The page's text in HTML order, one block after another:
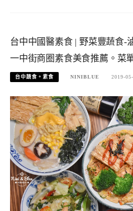
台中中國醫素食 | 野菜豐蔬食-
一中街商圈素食美食推薦。菜
台中蔬食。素食 NINIBLUE 2019-